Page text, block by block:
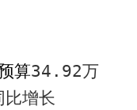
算34.92万
比增长